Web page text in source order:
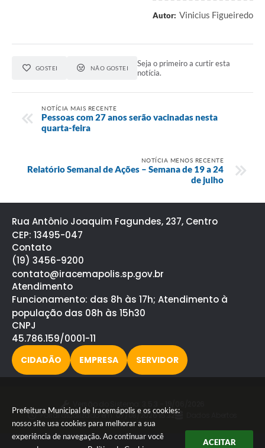
Prefeitura Municipal de Iracemápolis e os cookies:
nosso site usa cookies para melhorar a sua
experiência de navegação. Ao continuar você
ACEITAR
Autor: Vinicius Figueiredo
GOSTEI NÃO GOSTEI
Seja o primeiro a curtir esta
notícia.
NOTÍCIA MAIS RECENTE
Pessoas com 27 anos serão vacinadas nesta
quarta-feira
NOTÍCIA MENOS RECENTE
Relatório Semanal de Ações – Semana de 19 a 24
de julho
Rua Antônio Joaquim Fagundes, 237, Centro
CEP: 13495-047
Contato
(19) 3456-9200
contato@iracemapolis.sp.gov.br
Atendimento
Funcionamento: das 8h às 17h; Atendimento à
população das 08h às 15h30
CNPJ
45.786.159/0001-11
CIDADÃO EMPRESA SERVIDOR
Portal atualizado em:07/08/2026 15:32